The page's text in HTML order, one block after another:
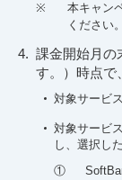
※
本キャン
ください。
課金開始月の
す。）時点で
対象サービ
対象サービ
し、選択し
①